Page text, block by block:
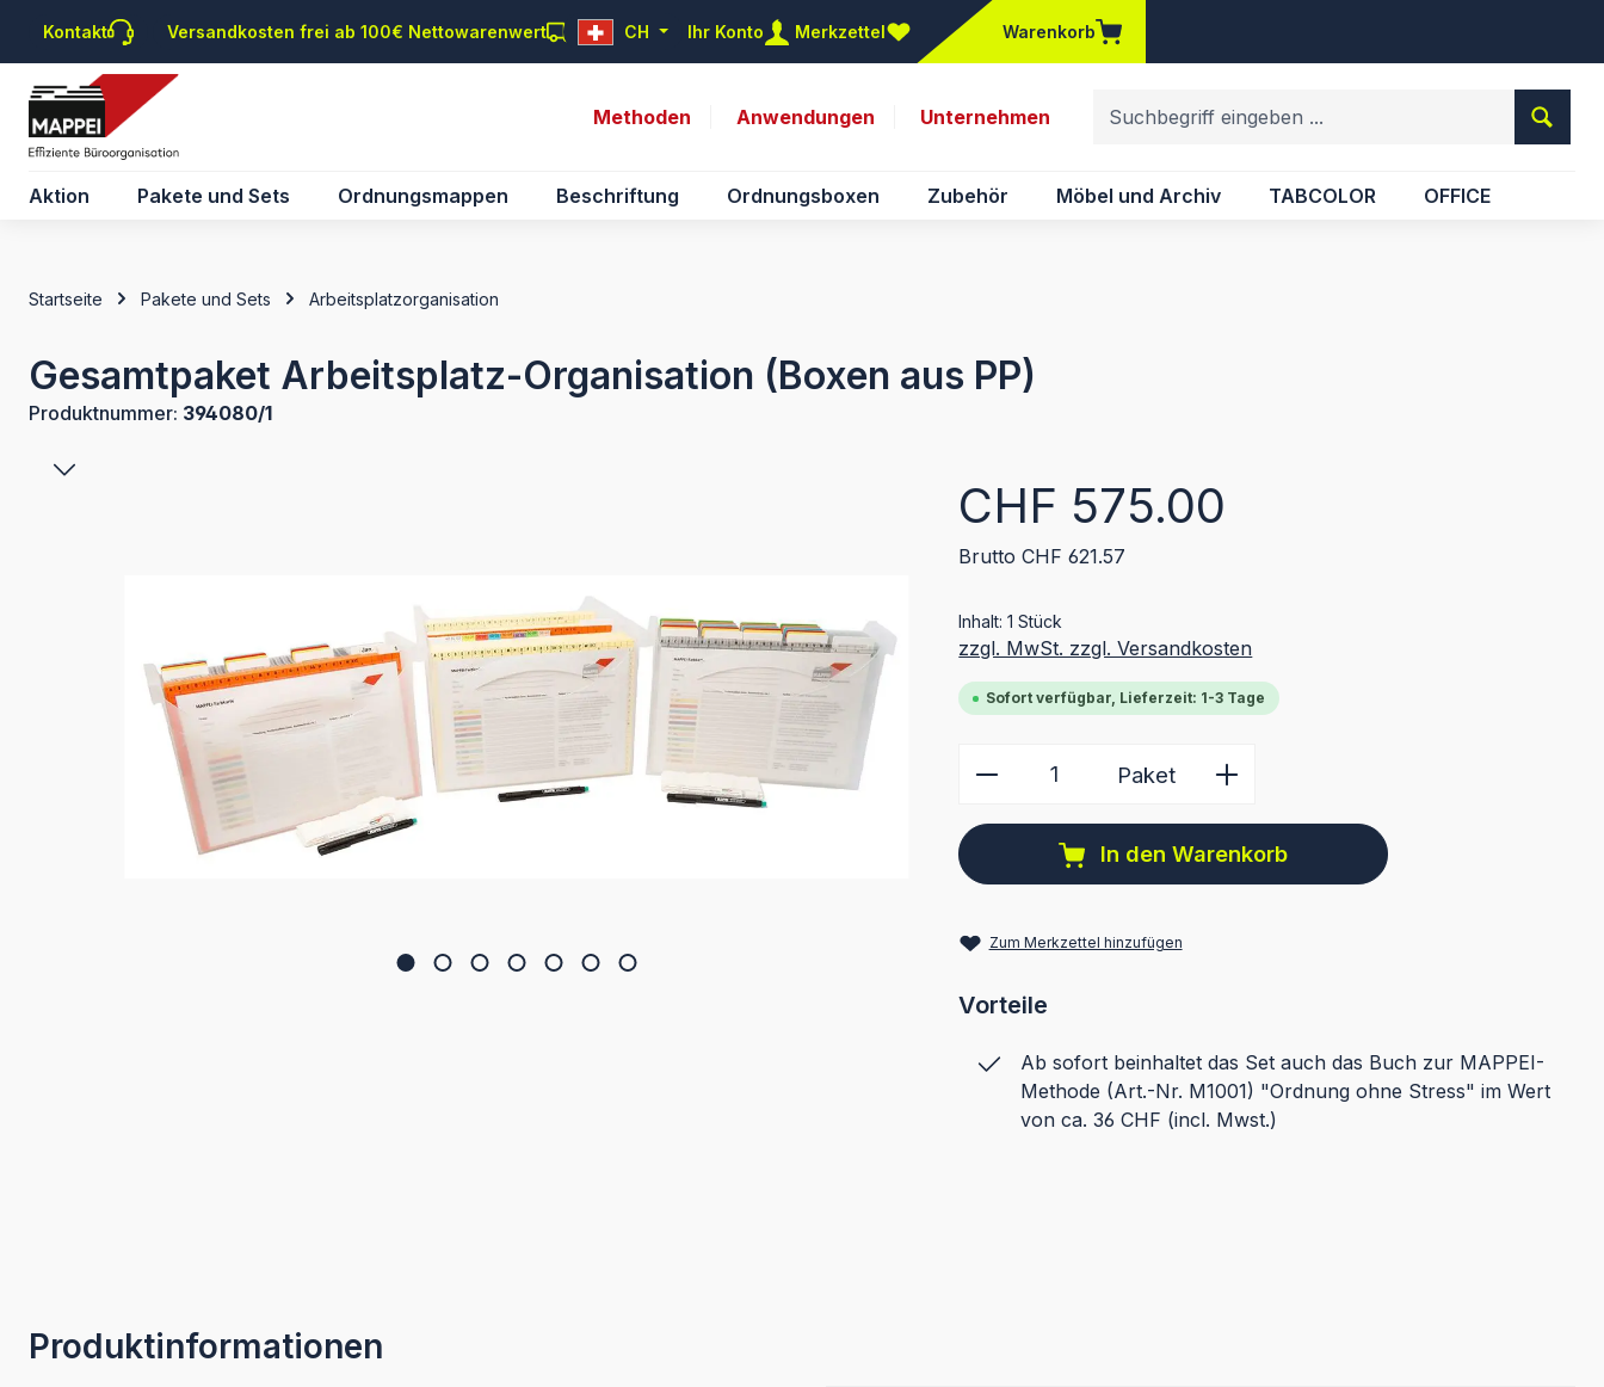
Hauptinhalt springen
Zur Suche springen
Zur Hauptnavigation springen
Kontakt Versandkosten frei ab 100€ Nettowarenwert CH Ihr Konto Merkzettel
Du hast 0 Produkte auf dem Merkzettel
Warenkorb
Methoden Anwendungen Unternehmen
Aktion Pakete und Sets Ordnungsmappen Beschriftung Ordnungsboxen Zubehör Möbel und Archiv TABCOLOR OFFICE
Startseite Pakete und Sets Arbeitsplatzorganisation
Gesamtpaket Arbeitsplatz-Organisation (Boxen aus PP)
Produktnummer: 394080/1
Bildergalerie überspringen Regulärer Preis:
CHF 575.00
Brutto CHF 621.57
Inhalt:1 Stück
zzgl. MwSt. zzgl. Versandkosten
Sofort verfügbar, Lieferzeit: 1-3 Tage
Produkt Anzahl: Gib den gewünschten Wert
Paket
In den Warenkorb
Zum Merkzettel hinzufügen
Vorteile
Ab sofort beinhaltet das Set auch das Buch zur MAPPEI-
Methode (Art.-Nr. M1001) "Ordnung ohne Stress" im Wert
von ca. 36 CHF (incl. Mwst.)
Produktinformationen